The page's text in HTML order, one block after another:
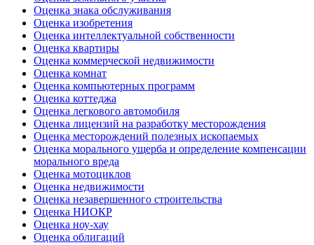
Оценка знака обслуживания
Оценка изобретения
Оценка интеллектуальной собственности
Оценка квартиры
Оценка коммерческой недвижимости
Оценка комнат
Оценка компьютерных программ
Оценка коттеджа
Оценка легкового автомобиля
Оценка лицензий на разработку месторождения
Оценка месторождений полезных ископаемых
Оценка морального ущерба и определение компенсации
морального вреда
Оценка мотоциклов
Оценка недвижимости
Оценка незавершенного строительства
Оценка НИОКР
Оценка ноу-хау
Оценка облигаций